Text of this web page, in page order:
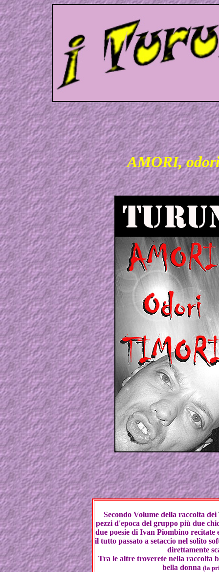
AMORI,
Secondo Volume della raccolta dei
pezzi d'epoca del gruppo più due
due poesie di Ivan Piombino recitate
il tutto passato a setaccio nel solito
direttamente
Tra le altre troverete nella raccolta
bella donna (la